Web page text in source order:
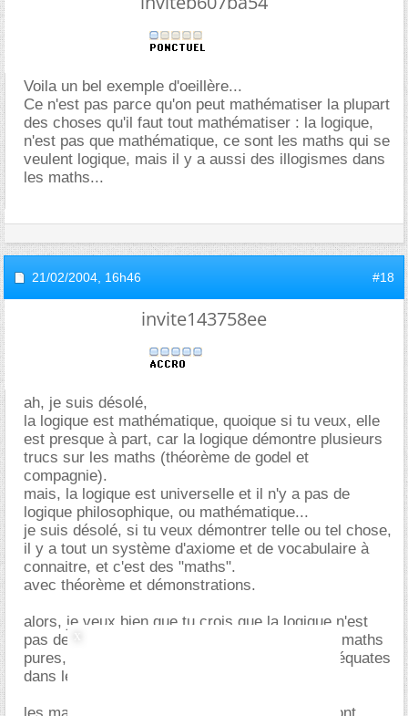
Voila un bel exemple d'oeillère...
Ce n'est pas parce qu'on peut mathématiser la plupart
des choses qu'il faut tout mathématiser : la logique,
n'est pas que mathématique, ce sont les maths qui se
veulent logique, mais il y a aussi des illogismes dans
les maths...
21/02/2004, 16h46 #18
invite143758ee
ah, je suis désolé,
la logique est mathématique, quoique si tu veux, elle
est presque à part, car la logique démontre plusieurs
trucs sur les maths (théorème de godel et
compagnie).
mais, la logique est universelle et il n'y a pas de
logique philosophique, ou mathématique...
je suis désolé, si tu veux démontrer telle ou tel chose,
il y a tout un système d'axiome et de vocabulaire à
connaitre, et c'est des "maths".
avec théorème et démonstrations.
alors, je veux bien que tu crois que la logique n'est
pas des maths, mais, la logique s'enseigne en maths
pures, et encore, il faut prendre les options adéquates
dans les universités ad hoc!